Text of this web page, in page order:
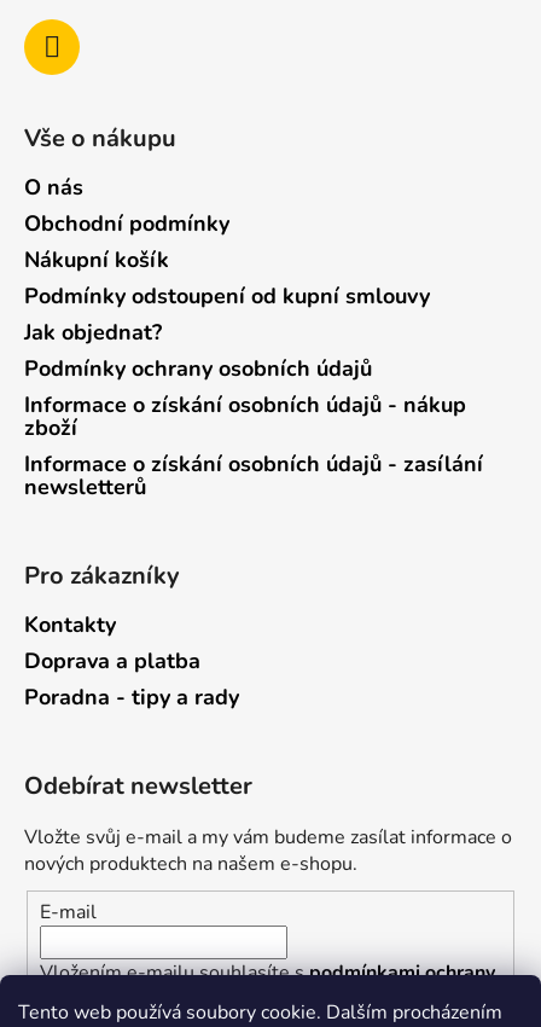
Tento web používá soubory cookie. Dalším procházením
Vše o nákupu
O nás
Obchodní podmínky
Nákupní košík
Podmínky odstoupení od kupní smlouvy
Jak objednat?
Podmínky ochrany osobních údajů
Informace o získání osobních údajů - nákup
zboží
Informace o získání osobních údajů - zasílání
newsletterů
Pro zákazníky
Kontakty
Doprava a platba
Poradna - tipy a rady
Odebírat newsletter
Vložte svůj e-mail a my vám budeme zasílat informace o
nových produktech na našem e-shopu.
E-mail
Vložením e-mailu souhlasíte spodmínkami ochrany
osobních údajů